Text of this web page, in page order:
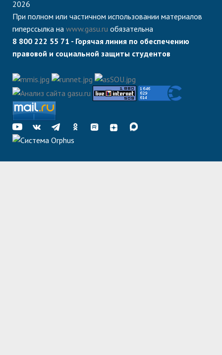
2026
При полном или частичном использовании материалов
гиперссылка на www.gasu.ru обязательна
8 800 222 55 71 - Горячая линия по обеспечению
правовой и социальной защиты студентов